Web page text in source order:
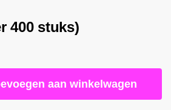
400 stuks)
aan winkelwagen